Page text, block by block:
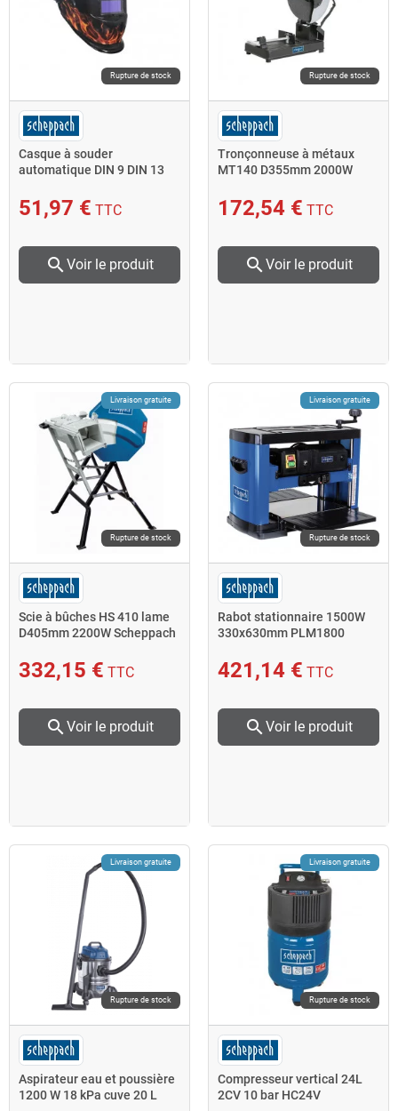
Rupture de stock
Casque à souder
automatique DIN 9 DIN 13
51,97 € TTC
search Voir le produit
Rupture de stock
Tronçonneuse à métaux
MT140 D355mm 2000W
172,54 € TTC
search Voir le produit
Livraison gratuite
Rupture de stock
Scie à bûches HS 410 lame
D405mm 2200W Scheppach
332,15 € TTC
search Voir le produit
Livraison gratuite
Rupture de stock
Rabot stationnaire 1500W
330x630mm PLM1800
421,14 € TTC
search Voir le produit
Livraison gratuite
Rupture de stock
Aspirateur eau et poussière
1200 W 18 kPa cuve 20 L
Livraison gratuite
Rupture de stock
Compresseur vertical 24L
2CV 10 bar HC24V